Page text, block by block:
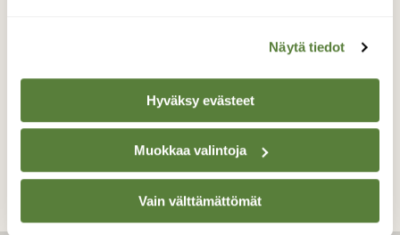
Näytä tiedot
Hyväksy evästeet
Muokkaa valintoja
Vain välttämättömät
TAKAISIN LISTAAN